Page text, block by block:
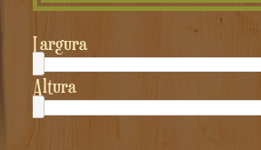
Largura
Altura